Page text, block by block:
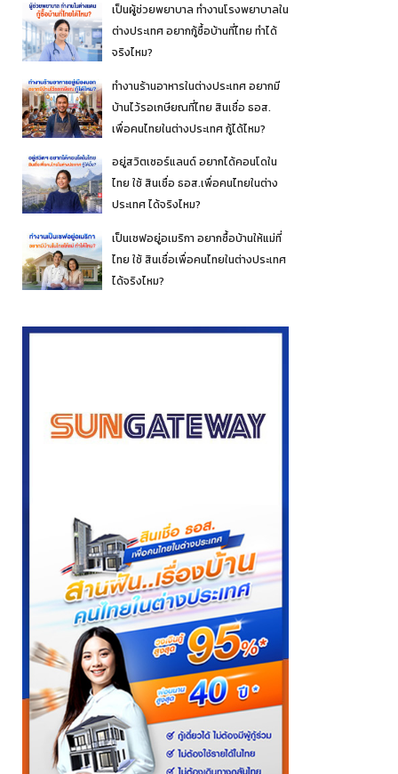
เป็นผู้ช่วยพยาบาล ทำงานโรงพยาบาลใน
ต่างประเทศ อยากกู้ซื้อบ้านที่ไทย ทำได้
จริงไหม?
ทำงานร้านอาหารในต่างประเทศ อยากมี
บ้านไว้รอเกษียณที่ไทย สินเชื่อ ธอส.
เพื่อคนไทยในต่างประเทศ กู้ได้ไหม?
อยู่สวิตเซอร์แลนด์ อยากได้คอนโดใน
ไทย ใช้ สินเชื่อ ธอส.เพื่อคนไทยในต่าง
ประเทศ ได้จริงไหม?
เป็นเชฟอยู่อเมริกา อยากซื้อบ้านให้แม่ที่
ไทย ใช้ สินเชื่อเพื่อคนไทยในต่างประเทศ
ได้จริงไหม?